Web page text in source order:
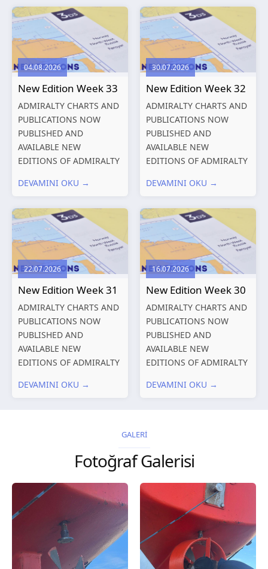
düzenleyici gereklilikleri
ve dijitalleşen
operasyonel ihtiyaçları
doğrultusunda kapsamlı
Dijital Yayınlar ve Uyum
Yönetimi çözümleri
sunmaktadır.
Hizmetlerimiz; gemi
işletmecileri, armatörler,
teknik yönetim şirketleri
ve denizcilik...
Shipping and the
Environment – A Guide to
Environmental
Compliance...
04.08.2026
New Edition Week 33
ADMIRALTY CHARTS AND
PUBLICATIONS NOW
PUBLISHED AND
AVAILABLE NEW
EDITIONS OF ADMIRALTY
PUBLICATIONS New
Charts published 13
August 2026 Chart
Title, limits
and other remarks
319
International chart
DEVAMINI OKU →
30.07.2026
New Edition Week 32
ADMIRALTY CHARTS AND
PUBLICATIONS NOW
PUBLISHED AND
AVAILABLE NEW
EDITIONS OF ADMIRALTY
PUBLICATIONS New
Charts published 06
August 2026 Chart Title,
limits and other remarks
1602 China – Chang...
DEVAMINI OKU →
22.07.2026
New Edition Week 31
ADMIRALTY CHARTS AND
PUBLICATIONS NOW
PUBLISHED AND
AVAILABLE NEW
EDITIONS OF ADMIRALTY
PUBLICATIONS New
remarks 127 Korea
DEVAMINI OKU →
16.07.2026
New Edition Week 30
ADMIRALTY CHARTS AND
PUBLICATIONS NOW
PUBLISHED AND
AVAILABLE NEW
EDITIONS OF ADMIRALTY
PUBLICATIONS New
2026 Chart
Title, limits and other
remarks 67 Gulf of...
DEVAMINI OKU →
GALERİ
Fotoğraf Galerisi
galeri 3